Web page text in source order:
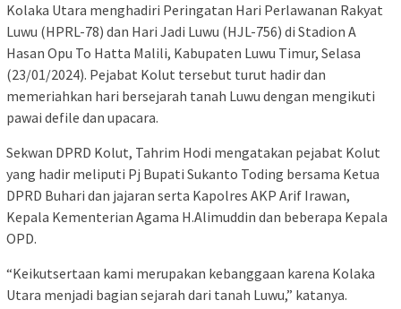
Kolaka Utara menghadiri Peringatan Hari Perlawanan Rakyat
Luwu (HPRL-78) dan Hari Jadi Luwu (HJL-756) di Stadion A
Hasan Opu To Hatta Malili, Kabupaten Luwu Timur, Selasa
(23/01/2024). Pejabat Kolut tersebut turut hadir dan
memeriahkan hari bersejarah tanah Luwu dengan mengikuti
pawai defile dan upacara.
Sekwan DPRD Kolut, Tahrim Hodi mengatakan pejabat Kolut
yang hadir meliputi Pj Bupati Sukanto Toding bersama Ketua
DPRD Buhari dan jajaran serta Kapolres AKP Arif Irawan,
Kepala Kementerian Agama H.Alimuddin dan beberapa Kepala
OPD.
“Keikutsertaan kami merupakan kebanggaan karena Kolaka
Utara menjadi bagian sejarah dari tanah Luwu,” katanya.